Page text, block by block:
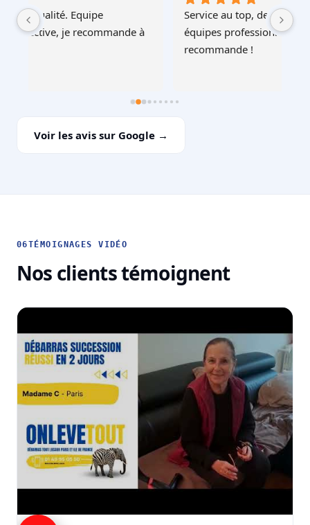
Service au top, devis ultra rapide et cohérent,
équipes professionnelles et soignéesJe
Voir les avis sur Google →
06TÉMOIGNAGES VIDÉO
Nos clients témoignent